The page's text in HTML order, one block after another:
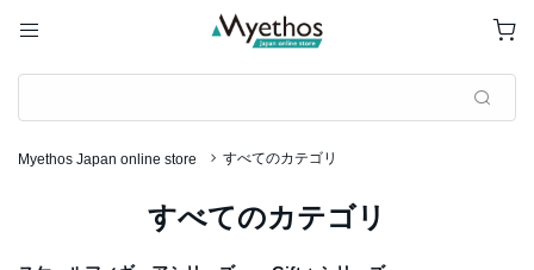
Myethos Japan online store すべてのカテゴリ
すべてのカテゴリ